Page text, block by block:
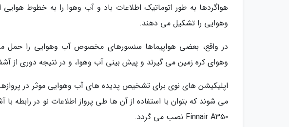
هواگردها به طور اتوماتیک اطلاعات باد و آب وهوا را به خطوط
وهوایی را تشکیل می دهند.
در واقع، بعضی هواپیماها سنسورهای مخصوص آب وهوایی را حمل
وهوای کره زمین می گیرند و پیش بینی آب وهوا، و در نتیجه دوری از
اپلیکیشن های نوی برای تشخیص پدیده های آب وهوایی موثر در
می شوند که بتوان با استفاده از آن ها طی پرواز اطلاعات نو در رابطه
Finnair A350 نصب می گردد.